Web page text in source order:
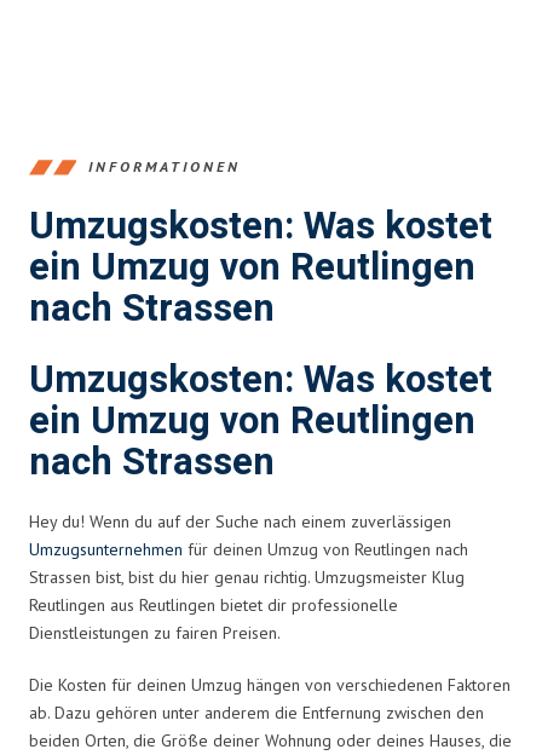
INFORMATIONEN
Umzugskosten: Was kostet
ein Umzug von Reutlingen
nach Strassen
Umzugskosten: Was kostet
ein Umzug von Reutlingen
nach Strassen
Hey du! Wenn du auf der Suche nach einem zuverlässigen
Umzugsunternehmen für deinen Umzug von Reutlingen nach
Strassen bist, bist du hier genau richtig. Umzugsmeister Klug
Reutlingen aus Reutlingen bietet dir professionelle
Dienstleistungen zu fairen Preisen.
Die Kosten für deinen Umzug hängen von verschiedenen Faktoren
ab. Dazu gehören unter anderem die Entfernung zwischen den
beiden Orten, die Größe deiner Wohnung oder deines Hauses, die